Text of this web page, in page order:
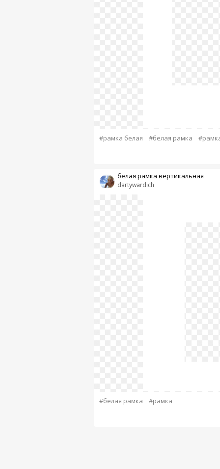
#рамка белая #белая рамка
dartywardich
белая рамка вертикальная
#белая рамка #рамка